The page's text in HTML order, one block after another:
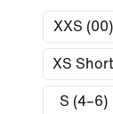
XXS (00)
XS Short
S (4–6)